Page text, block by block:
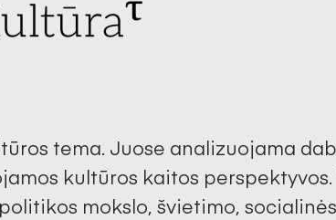
tema. Juose analizuojama
kultūros kaitos
mokslo, švietimo,